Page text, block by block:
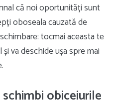
că noi oportunități sunt
oboseala cauzată de
tocmai aceasta te
va deschide ușa spre mai
obiceiurile